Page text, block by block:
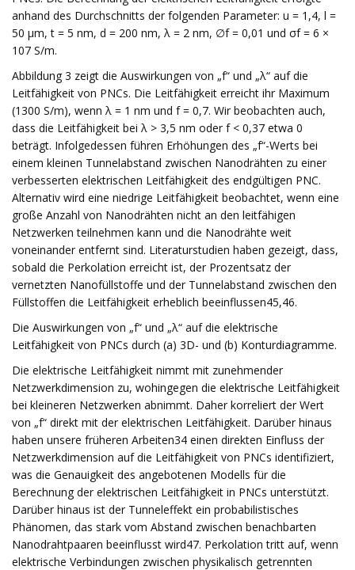
anhand des Durchschnitts der folgenden Parameter: u = 1,4, l =
50 µm, t = 5 nm, d = 200 nm, λ = 2 nm, ∅f = 0,01 und σf = 6 ×
107 S/m.
Abbildung 3 zeigt die Auswirkungen von „f“ und „λ“ auf die
Leitfähigkeit von PNCs. Die Leitfähigkeit erreicht ihr Maximum
(1300 S/m), wenn λ = 1 nm und f = 0,7. Wir beobachten auch,
dass die Leitfähigkeit bei λ > 3,5 nm oder f < 0,37 etwa 0
beträgt. Infolgedessen führen Erhöhungen des „f“-Werts bei
einem kleinen Tunnelabstand zwischen Nanodrähten zu einer
verbesserten elektrischen Leitfähigkeit des endgültigen PNC.
Alternativ wird eine niedrige Leitfähigkeit beobachtet, wenn eine
große Anzahl von Nanodrähten nicht an den leitfähigen
Netzwerken teilnehmen kann und die Nanodrähte weit
voneinander entfernt sind. Literaturstudien haben gezeigt, dass,
sobald die Perkolation erreicht ist, der Prozentsatz der
vernetzten Nanofüllstoffe und der Tunnelabstand zwischen den
Füllstoffen die Leitfähigkeit erheblich beeinflussen45,46.
Die Auswirkungen von „f“ und „λ“ auf die elektrische
Leitfähigkeit von PNCs durch (a) 3D- und (b) Konturdiagramme.
Die elektrische Leitfähigkeit nimmt mit zunehmender
Netzwerkdimension zu, wohingegen die elektrische Leitfähigkeit
bei kleineren Netzwerken abnimmt. Daher korreliert der Wert
von „f“ direkt mit der elektrischen Leitfähigkeit. Darüber hinaus
haben unsere früheren Arbeiten34 einen direkten Einfluss der
Netzwerkdimension auf die Leitfähigkeit von PNCs identifiziert,
was die Genauigkeit des angebotenen Modells für die
Berechnung der elektrischen Leitfähigkeit in PNCs unterstützt.
Darüber hinaus ist der Tunneleffekt ein probabilistisches
Phänomen, das stark vom Abstand zwischen benachbarten
Nanodrahtpaaren beeinflusst wird47. Perkolation tritt auf, wenn
elektrische Verbindungen zwischen physikalisch getrennten